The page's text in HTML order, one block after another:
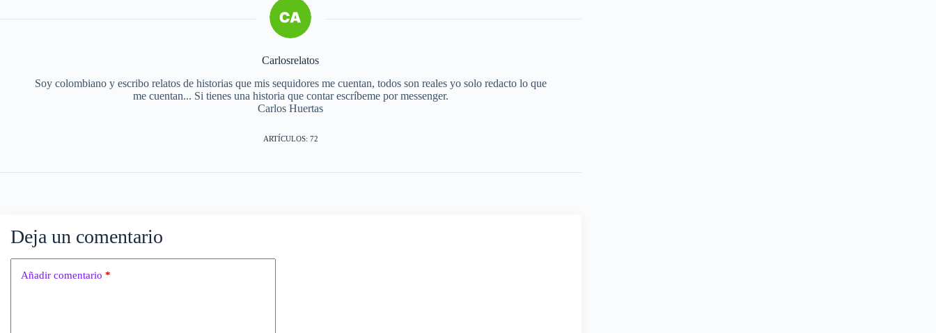
Carlosrelatos
Soy colombiano y escribo relatos de historias que mis sequidores me cuentan, todos son reales yo solo redacto lo que
me cuentan... Si tienes una historia que contar escríbeme por messenger.
Carlos Huertas
ARTÍCULOS: 72
Deja un comentario
Añadir comentario *